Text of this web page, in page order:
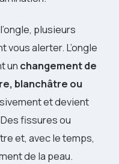
plusieurs
alerter. L’ongle
un changement de
blanchâtre ou
et devient
fissures ou
et, avec le temps,
de la peau.